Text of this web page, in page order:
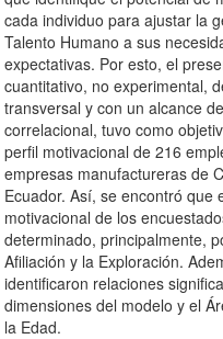
cada individuo para ajustar la
Talento Humano a sus
expectativas. Por esto, el
cuantitativo, no experimental,
transversal y con un alcance
correlacional, tuvo como
perfil motivacional de 216
empresas manufactureras de
Ecuador. Así, se encontró que
motivacional de los
determinado, principalmente,
Afiliación y la Exploración.
identificaron relaciones
dimensiones del modelo y el
la Edad.